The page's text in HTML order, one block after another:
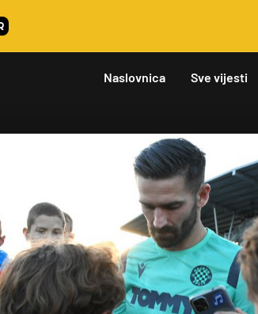
Naslovnica Sve vijesti